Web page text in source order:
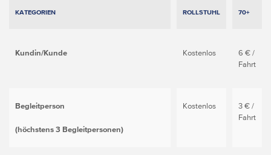
KATEGORIEN ROLLSTUHL 70+
Kundin/Kunde Kostenlos
6 € /
Fahrt
Begleitperson
(höchstens 3 Begleitpersonen)
Kostenlos
3 € /
Fahrt